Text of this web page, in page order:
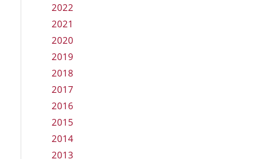
2022
2021
2020
2019
2018
2017
2016
2015
2014
2013